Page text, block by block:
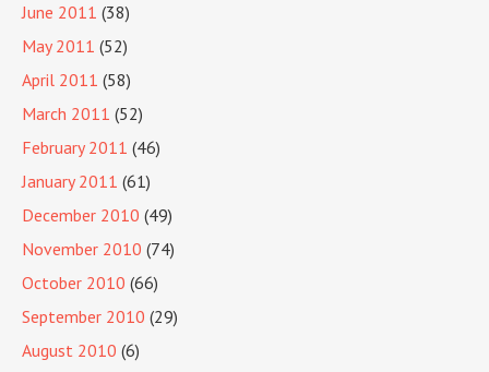
June 2011 (38)
May 2011 (52)
April 2011 (58)
March 2011 (52)
February 2011 (46)
January 2011 (61)
December 2010 (49)
November 2010 (74)
October 2010 (66)
September 2010 (29)
August 2010 (6)